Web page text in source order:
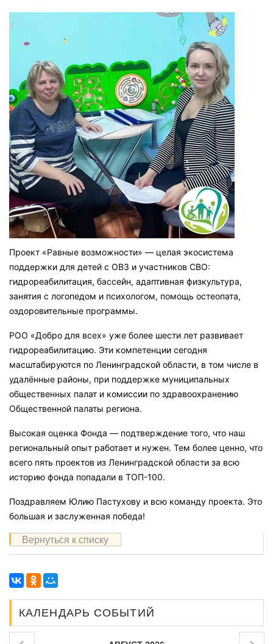
Проект «Равные возможности» — целая экосистема
поддержки для детей с ОВЗ и участников СВО:
гидрореабилитация, бассейн, адаптивная физкультура,
занятия с логопедом и психологом, помощь остеопата,
оздоровительные программы.
РОО «Добро для всех» уже более шести лет развивает
гидрореабилитацию. Эти компетенции сегодня
масштабируются по Ленинградской области, в том числе в
удалённые районы, при поддержке муниципальных
общественных палат и комиссии по здравоохранению
Общественной палаты региона.
Высокая оценка Фонда — подтверждение того, что наш
региональный опыт работает и нужен. Тем более ценно, что
всего пять проектов из Ленинградской области за всю
историю фонда попадали в ТОП-100.
Поздравляем Юлию Пастухову и всю команду проекта. Это
большая и заслуженная победа!
Вернуться к списку
КАЛЕНДАРЬ СОБЫТИЙ